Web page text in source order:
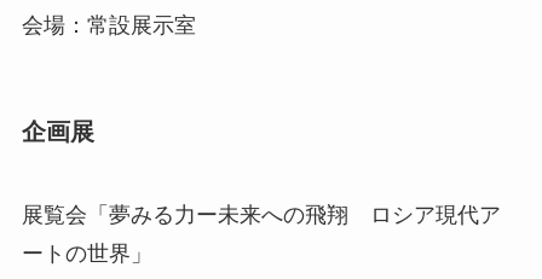
会場：常設展示室
企画展
展覧会「夢みる力ー未来への飛翔 ロシア現代ア
ートの世界」